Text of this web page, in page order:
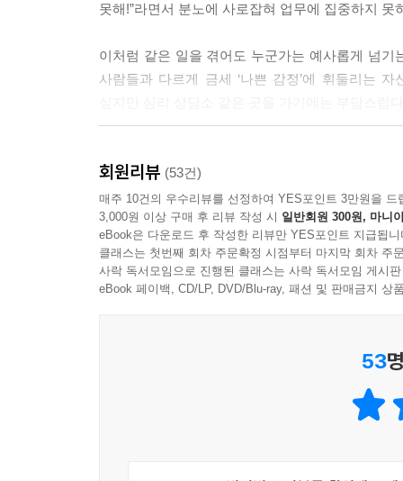
대인불안이 강하면 조심성도 많다. 그 신중함 덕
기분을 잘 헤아리지 못한다. --- p.110
자신을 드러내지 못하면 아무리 즐거운 만남이라
기는 어렵다. 그렇기 때문에 함께 있어도 외로움
찬가지로 자신을 드러내도 될지 불안을 품고 외로
--- p. 172
못해!”라면서 분노에 사로잡혀 업무에 집중하지 못
이처럼 같은 일을 겪어도 누군가는 예사롭게 넘
사람들과 다르게 금세 ‘나쁜 감정’에 휘둘리는
문제는 ‘마음의 습관’이다!
누구나 가끔씩 나쁜 감정에 휩싸인다. 문제는
사람은 담담하게 받아들이는데, 누군가는 자책하
있지만, 질투심에 휩싸여 상대를 공격하는 사람도
있다는 것. 그 패턴을 알아내 고치면 쉽게 나쁜 감
예를 들어, 실수를 했을 때 쉽게 우울해하는 사람
여기서 우리는 실수를 저질렀다는 사실 자체가
회원리뷰 (53건)
매주 10건의 우수리뷰를 선정하여 YES포인트 3만원을 드
3,000원 이상 구매 후 리뷰 작성 시 일반회원 300원, 마니
eBook은 다운로드 후 작성한 리뷰만 YES포인트 지급됩니
클래스는 첫번째 회차 주문확정 시점부터 마지막 회차 주
사락 독서모임으로 진행된 클래스는 사락 독서모임 게시
eBook 페이백, CD/LP, DVD/Blu-ray, 패션 및 판매금지 상
53